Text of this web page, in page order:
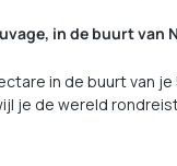
in de buurt
in de buurt van
je de wereld